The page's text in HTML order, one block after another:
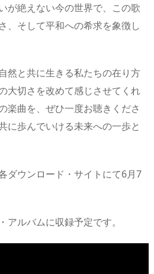
が絶えない今の世界で、この歌
、そして平和への希求を象徴し
然と共に生きる私たちの在り方
大切さを改めて感じさせてくれ
楽曲を、ぜひ一度お聴きくださ
に歩んでいける未来への一歩と
ダウンロード・サイトにて6月7
アルバムに収録予定です。